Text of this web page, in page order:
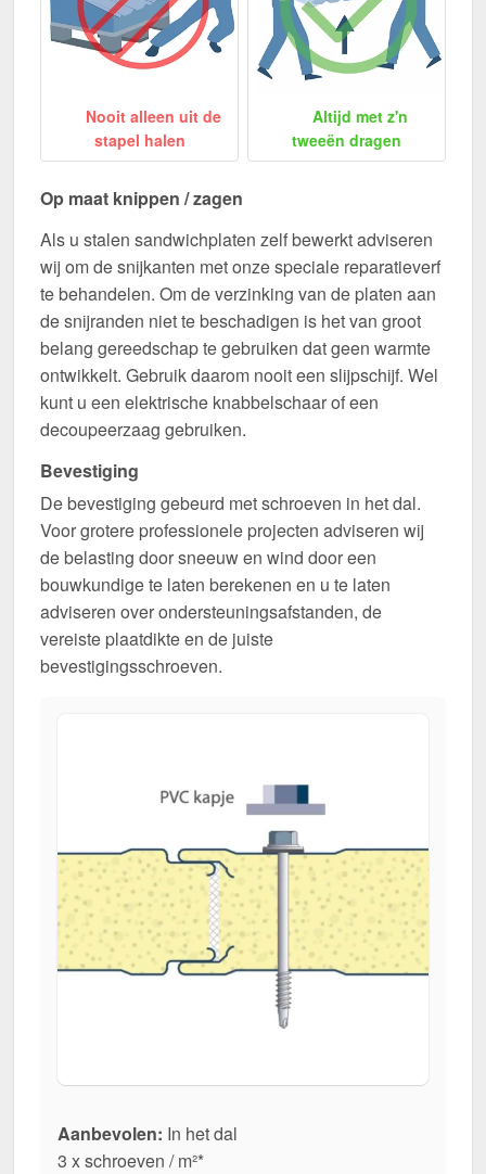
Nooit alleen uit de
stapel halen
Altijd met z'n
tweeën dragen
Op maat knippen / zagen
Als u stalen sandwichplaten zelf bewerkt adviseren
wij om de snijkanten met onze speciale reparatieverf
te behandelen. Om de verzinking van de platen aan
de snijranden niet te beschadigen is het van groot
belang gereedschap te gebruiken dat geen warmte
ontwikkelt. Gebruik daarom nooit een slijpschijf. Wel
kunt u een elektrische knabbelschaar of een
decoupeerzaag gebruiken.
Bevestiging
De bevestiging gebeurd met schroeven in het dal.
Voor grotere professionele projecten adviseren wij
de belasting door sneeuw en wind door een
bouwkundige te laten berekenen en u te laten
adviseren over ondersteuningsafstanden, de
vereiste plaatdikte en de juiste
bevestigingsschroeven.
Aanbevolen: In het dal
3 x schroeven / m²*